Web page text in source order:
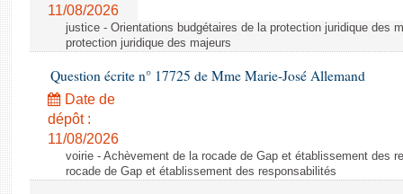
11/08/2026
justice - Orientations budgétaires de la protection juridique des
protection juridique des majeurs
Question écrite n° 17725 de Mme Marie-José Allemand
Date de
dépôt :
11/08/2026
voirie - Achèvement de la rocade de Gap et établissement des
rocade de Gap et établissement des responsabilités